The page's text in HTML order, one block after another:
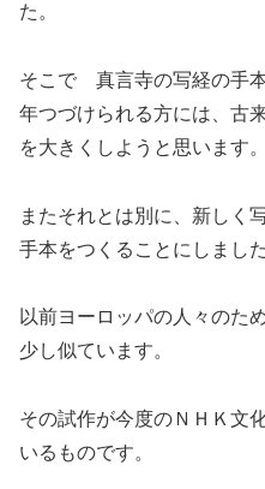
た。
そこで 真言寺の写経の手
年つづけられる方には、古
を大きくしようと思います。
またそれとは別に、新しく
手本をつくることにしました
以前ヨーロッパの人々のた
少し似ています。
その試作が今度のＮＨＫ文
いるものです。